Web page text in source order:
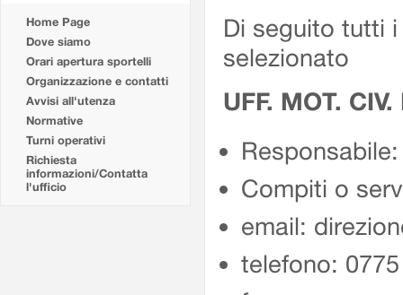
Home Page
Dove siamo
Orari apertura sportelli
Organizzazione e contatti
Avvisi all'utenza
Normative
Turni operativi
Richiesta
informazioni/Contatta
l'ufficio
Di seguito tutti
selezionato
UFF. MOT.
Compiti o
email:
telefono: